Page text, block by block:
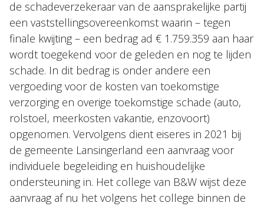
de schadeverzekeraar van de aansprakelijke partij
een vaststellingsovereenkomst waarin – tegen
finale kwijting – een bedrag ad € 1.759.359 aan haar
wordt toegekend voor de geleden en nog te lijden
schade. In dit bedrag is onder andere een
vergoeding voor de kosten van toekomstige
verzorging en overige toekomstige schade (auto,
rolstoel, meerkosten vakantie, enzovoort)
opgenomen. Vervolgens dient eiseres in 2021 bij
de gemeente Lansingerland een aanvraag voor
individuele begeleiding en huishoudelijke
ondersteuning in. Het college van B&W wijst deze
aanvraag af nu het volgens het college binnen de